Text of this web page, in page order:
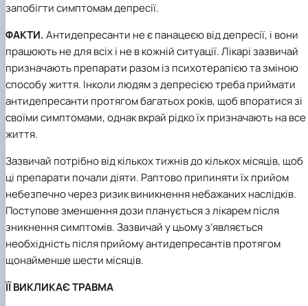
запобігти симптомам депресії.
ФАКТИ.Антидепресанти не є панацеєю від депресії, і вони
працюють не для всіх і не в кожній ситуації. Лікарі зазвичай
призначають препарати разом із психотерапією та зміною
способу життя. Інколи людям з депресією треба приймати
антидепресанти протягом багатьох років, щоб впоратися зі
своїми симптомами, однак вкрай рідко їх призначають на все
життя.
Зазвичай потрібно від кількох тижнів до кількох місяців, щоб
ці препарати почали діяти. Раптово припиняти їх прийом
небезпечно через ризик виникнення небажаних наслідків.
Поступове зменшення дози планується з лікарем після
зникнення симптомів. Зазвичай у цьому з’являється
необхідність після прийому антидепресантів протягом
щонайменше шести місяців.
ЇЇ ВИКЛИКАЄ ТРАВМА